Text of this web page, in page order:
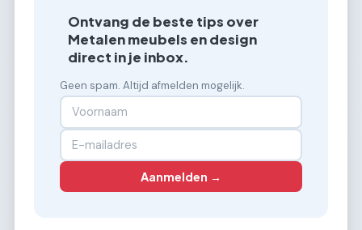
Ontvang de beste tips over
Metalen meubels en design
direct in je inbox.
Geen spam. Altijd afmelden mogelijk.
Aanmelden →